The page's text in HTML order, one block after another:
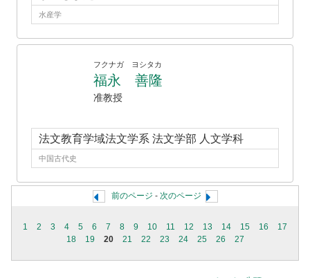
水産学
フクナガ ヨシタカ
福永 善隆
准教授
法文教育学域法文学系 法文学部 人文学科
中国古代史
前のページ - 次のページ
1 2 3 4 5 6 7 8 9 10 11 12 13 14 15 16
17
18
19 20 21 22 23 24 25 26 27